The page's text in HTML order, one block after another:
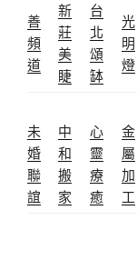
善
頻
道
新
莊
美
睫
台
北
頌
缽
光
明
燈
未
婚
聯
誼
中
和
搬
家
心
靈
療
癒
金
屬
加
工